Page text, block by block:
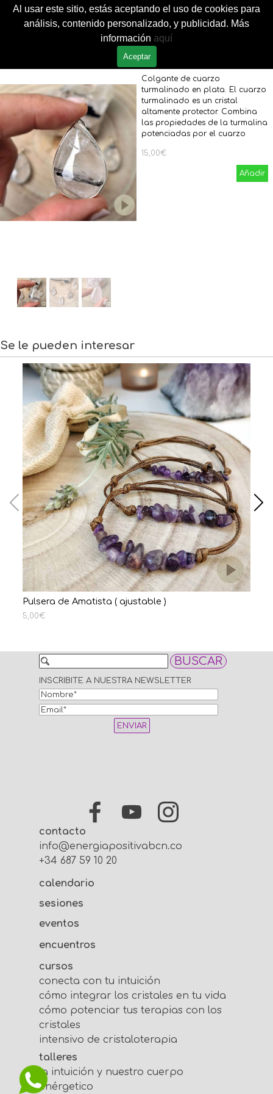
Al usar este sitio, estás aceptando el uso de cookies para
análisis, contenido personalizado, y publicidad. Más
información aquí
Aceptar
Vaya al Contenido
0 Saltar menú
Colgante cuarzo
turmalinado
Joyas
Colgante de cuarzo
turmalinado en plata. El cuarzo
turmalinado es un cristal
altamente protector. Combina
las propiedades de la turmalina
potenciadas por el cuarzo
15,00€
Añadir
Se le pueden interesar
Pulsera de Amatista ( ajustable )
5,00€
cursos
conecta con tu intuición
cómo integrar los cristales en tu vida
cómo potenciar tus terapias con los
cristales
intensivo de cristaloterapia
talleres
la intuición y nuestro cuerpo
enérgetico
contacto
info@energiapositivabcn.com
+34 687 59 10 20
INSCRIBITE A NUESTRA NEWSLETTER
calendario
sesiones
eventos
encuentros
BUSCAR